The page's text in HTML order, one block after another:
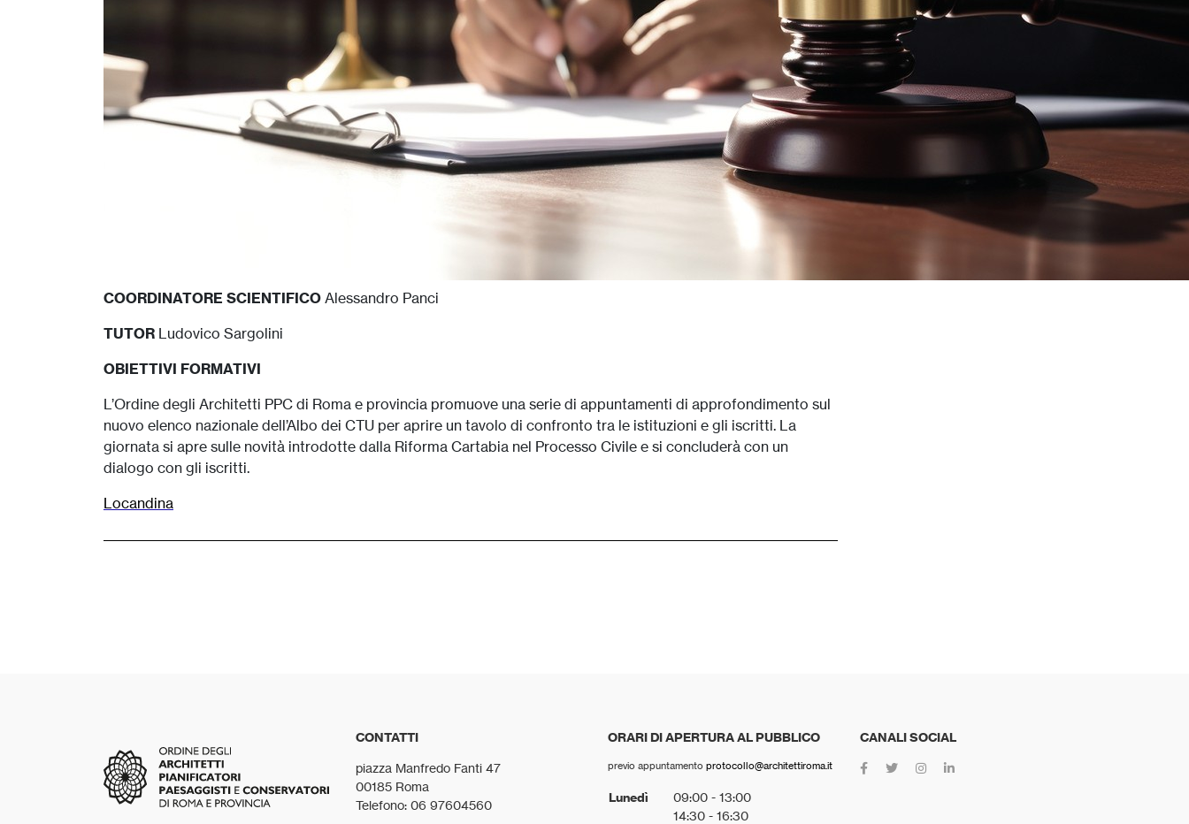
COORDINATORE SCIENTIFICO Alessandro Panci
TUTOR Ludovico Sargolini
OBIETTIVI FORMATIVI
L’Ordine degli Architetti PPC di Roma e provincia promuove una serie di appuntamenti di approfondimento sul
nuovo elenco nazionale dell’Albo dei CTU per aprire un tavolo di confronto tra le istituzioni e gli iscritti. La
giornata si apre sulle novità introdotte dalla Riforma Cartabia nel Processo Civile e si concluderà con un
dialogo con gli iscritti.
Locandina
CONTATTI
piazza Manfredo Fanti 47
00185 Roma
Telefono: 06 97604560
ORARI DI APERTURA AL PUBBLICO
previo appuntamento protocollo@architettiroma.it
Lunedì
09:00 - 13:00
14:30 - 16:30
CANALI SOCIAL